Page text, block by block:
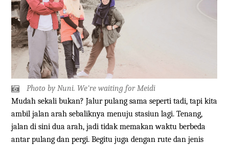
Photo by Nuni. We're waiting for Meidi
Mudah sekali bukan? Jalur pulang sama seperti tadi, tapi kita
ambil jalan arah sebaliknya menuju stasiun lagi. Tenang,
jalan di sini dua arah, jadi tidak memakan waktu berbeda
antar pulang dan pergi. Begitu juga dengan rute dan jenis